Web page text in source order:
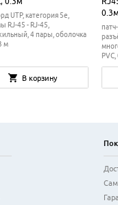
UTP, категория 5e,
RJ-45 - RJ-45,
4 пары, оболочка
м
В корзину
0.3м